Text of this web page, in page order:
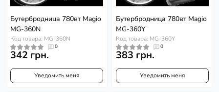
Бутербродница 780вт Magio
MG-360N
Код товара: MG-360N
0
342 грн.
Уведомить меня
Бутербродница 780вт Magio
MG-360Y
Код товара: MG-360Y
0
383 грн.
Уведомить меня